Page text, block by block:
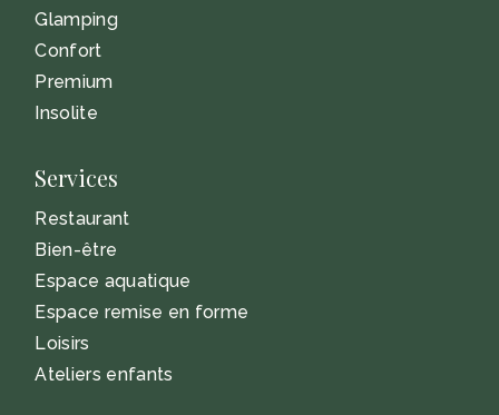
Glamping
Confort
Premium
Insolite
Services
Restaurant
Bien-être
Espace aquatique
Espace remise en forme
Loisirs
Ateliers enfants